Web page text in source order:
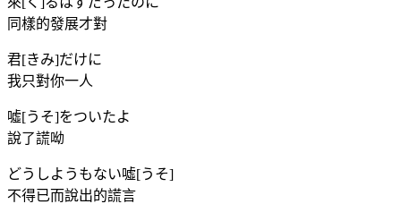
同樣的發展才對
君[きみ]だけに
我只對你一人
噓[うそ]をついたよ
說了謊呦
どうしようもない噓[うそ]
不得已而說出的謊言